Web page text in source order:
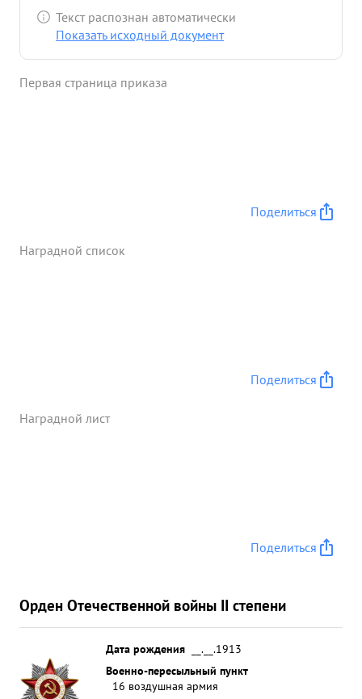
и предупреждает экипаж умело организует
огневое взаимодействие, чем обеспечивает
обстановке. Своевременно в воздухе при нимает
прикрытия, а сам в месте с другими стрелкам и
чего атак не последовано. Группа успешно
дисциплинирован требовательный к себе и своим
своих знаний по специальности. Аморальных
Текст распознан автоматически
Показать исходный документ
Первая страница приказа
Поделиться
Наградной список
Поделиться
Наградной лист
Поделиться
Орден Отечественной войны II степени
Дата рождения
__.__.1913
Военно-пересыльный пункт
16 воздушная армия